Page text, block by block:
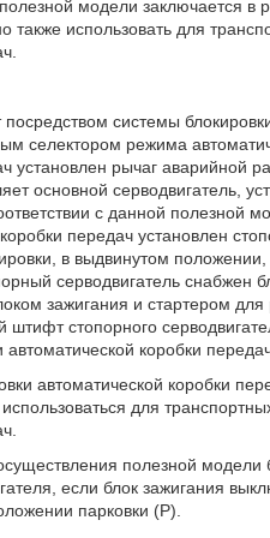
модели заключается в
также использовать для
системы
селектором режима
установлен рычаг аварийной
основной серводвигатель,
с данной полезной
передач установлен
в выдвинутом
серводвигатель
зажигания и стартером
штифт стопорного
коробки
автоматической коробки
для
полезной
если блок зажигания
парковки (P).